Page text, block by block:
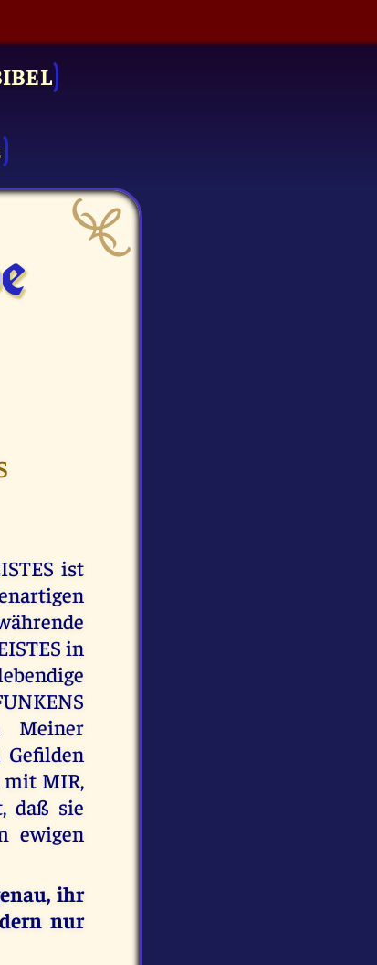
ist
in
Meiner
mit MIR,
daß sie
ewigen
ihr
nur